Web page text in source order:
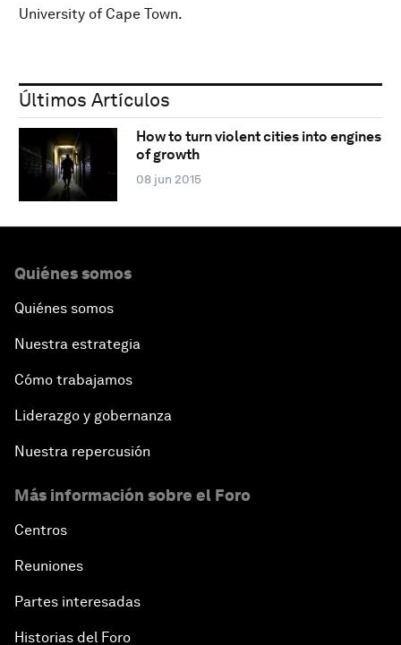
University of Cape Town.
Últimos Artículos
How to turn violent cities into engines
of growth
08 jun 2015
Quiénes somos
Quiénes somos
Nuestra estrategia
Cómo trabajamos
Liderazgo y gobernanza
Nuestra repercusión
Más información sobre el Foro
Centros
Reuniones
Partes interesadas
Historias del Foro